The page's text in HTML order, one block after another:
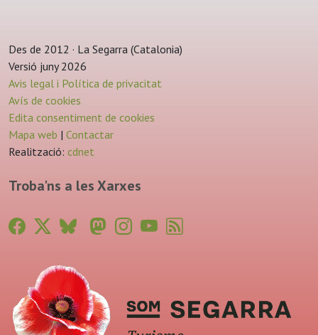
Des de 2012 · La Segarra (Catalonia)
Versió juny 2026
Avis legal i Política de privacitat
Avís de cookies
Edita consentiment de cookies
Mapa web | Contactar
Realització: cdnet
Troba'ns a les Xarxes